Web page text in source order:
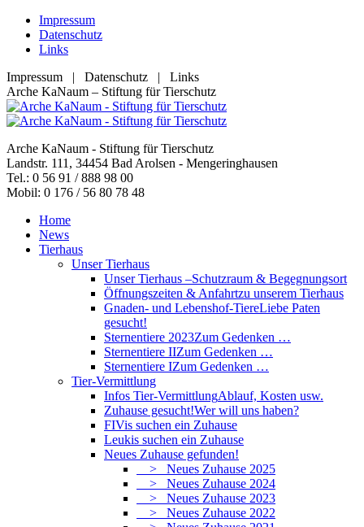
Zum
Inhalt
springen
Impressum
Datenschutz
Links
Impressum | Datenschutz | Links
Facebook
page
opens
new
window
YouTube
page
opens
new
window
RSS
page
opens
new
window
E-
Mail
page
in
new
window
Arche KaNaum – Stiftung für Tierschutz
Arche KaNaum - Stiftung für Tierschutz
Landstr. 111, 34454 Bad Arolsen - Mengeringhausen
Tel.: 0 56 91 / 888 98 00
Mobil: 0 176 / 56 80 78 48
Home
News
Tierhaus
Unser Tierhaus
Unser Tierhaus –Schutzraum & Begegnungsort
Öffnungszeiten & Anfahrtzu unserem Tierhaus
Gnaden- und Lebenshof-TiereLiebe Paten
gesucht!
Sternentiere 2023Zum Gedenken …
Sternentiere IIZum Gedenken …
Sternentiere IZum Gedenken …
Tier-Vermittlung
Infos Tier-VermittlungAblauf, Kosten usw.
Zuhause gesucht!Wer will uns haben?
FIVis suchen ein Zuhause
Leukis suchen ein Zuhause
Neues Zuhause gefunden!
> Neues Zuhause 2025
> Neues Zuhause 2024
> Neues Zuhause 2023
> Neues Zuhause 2022